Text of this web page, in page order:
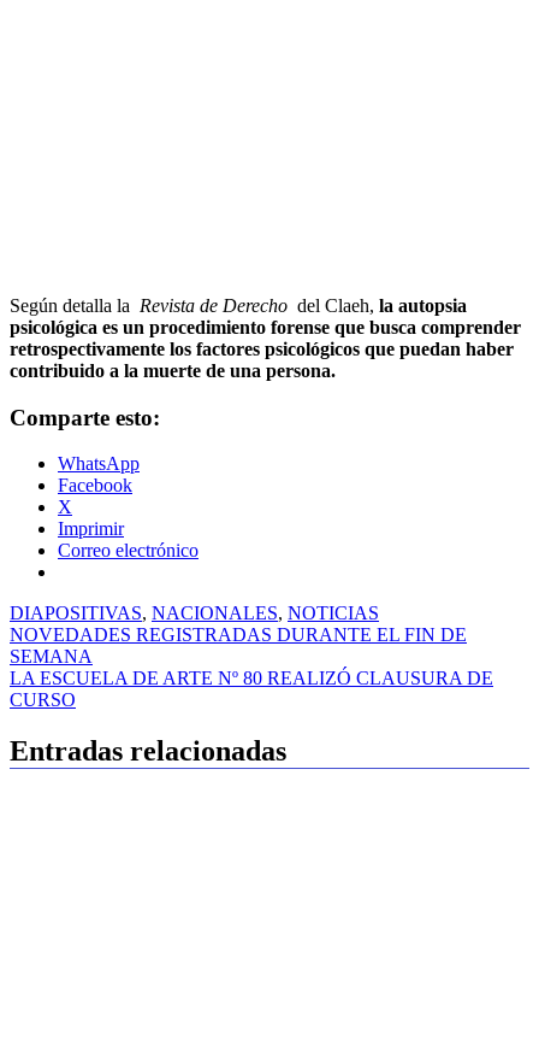
Según detalla la Revista de Derecho del Claeh, la autopsia
psicológica es un procedimiento forense que busca comprender
retrospectivamente los factores psicológicos que puedan haber
contribuido a la muerte de una persona.
Comparte esto:
WhatsApp
Facebook
X
Imprimir
Correo electrónico
DIAPOSITIVAS, NACIONALES, NOTICIAS
Navegación
de
entradas
NOVEDADES REGISTRADAS DURANTE EL FIN DE
SEMANA
LA ESCUELA DE ARTE Nº 80 REALIZÓ CLAUSURA DE
CURSO
Entradas relacionadas